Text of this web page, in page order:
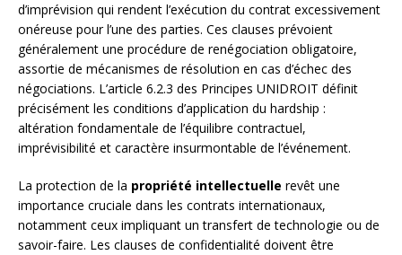
d’imprévision qui rendent l’exécution du contrat excessivement
onéreuse pour l’une des parties. Ces clauses prévoient
généralement une procédure de renégociation obligatoire,
assortie de mécanismes de résolution en cas d’échec des
négociations. L’article 6.2.3 des Principes UNIDROIT définit
précisément les conditions d’application du hardship :
altération fondamentale de l’équilibre contractuel,
imprévisibilité et caractère insurmontable de l’événement.
La protection de la propriété intellectuelle revêt une
importance cruciale dans les contrats internationaux,
notamment ceux impliquant un transfert de technologie ou de
savoir-faire. Les clauses de confidentialité doivent être